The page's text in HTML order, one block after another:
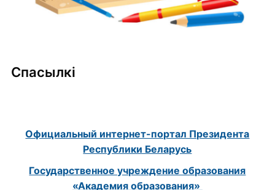
Спасылкі
Официальный интернет-портал Президента
Республики Беларусь
Государственное учреждение образования
«Академия образования»